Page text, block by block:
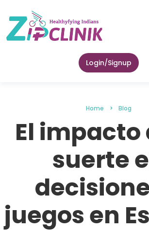
Login/Signup
Home Blog
El impacto
suerte
juegos en